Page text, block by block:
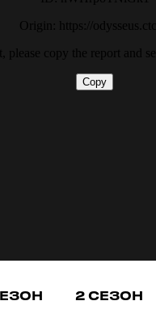
2 СЕЗОН